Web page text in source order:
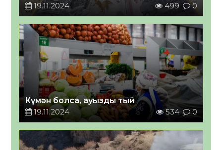
19.11.2024
499 0
Күмән болса, ауызды тый
19.11.2024
534 0